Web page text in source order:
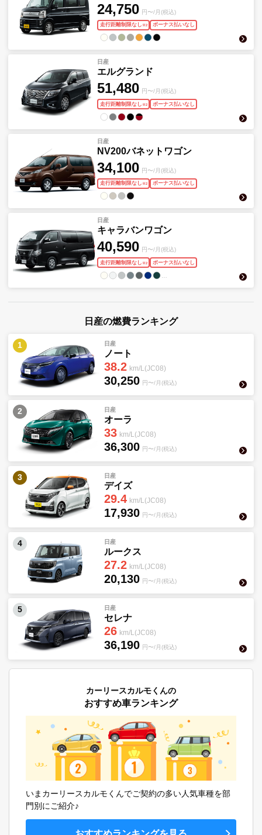
24,750 円〜/月(税込)
走行距離制限なし ※2 ボーナス払いなし
日産
エルグランド
51,480 円〜/月(税込)
走行距離制限なし ※2 ボーナス払いなし
日産
NV200バネットワゴン
34,100 円〜/月(税込)
走行距離制限なし ※2 ボーナス払いなし
日産
キャラバンワゴン
40,590 円〜/月(税込)
走行距離制限なし ※2 ボーナス払いなし
日産の燃費ランキング
日産
ノート
38.2 km/L(JC08)
30,250 円〜/月(税込)
1
日産
オーラ
33 km/L(JC08)
36,300 円〜/月(税込)
2
日産
デイズ
29.4 km/L(JC08)
17,930 円〜/月(税込)
3
日産
ルークス
27.2 km/L(JC08)
20,130 円〜/月(税込)
4
日産
セレナ
26 km/L(JC08)
36,190 円〜/月(税込)
5
カーリースカルモくんの
おすすめ車ランキング
いまカーリースカルモくんでご契約の多い人気車種を部
門別にご紹介♪